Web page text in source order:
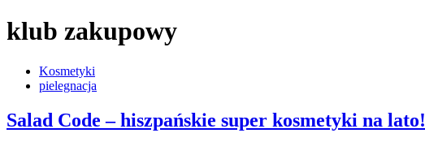
klub zakupowy
Kosmetyki
pielegnacja
Salad Code – hiszpańskie super kosmetyki na lato!